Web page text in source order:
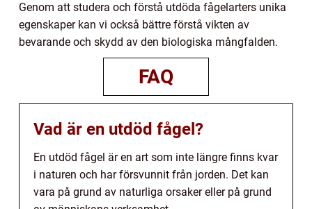
Genom att studera och förstå utdöda fågelarters unika
egenskaper kan vi också bättre förstå vikten av
bevarande och skydd av den biologiska mångfalden.
FAQ
Vad är en utdöd fågel?
En utdöd fågel är en art som inte längre finns kvar
i naturen och har försvunnit från jorden. Det kan
vara på grund av naturliga orsaker eller på grund